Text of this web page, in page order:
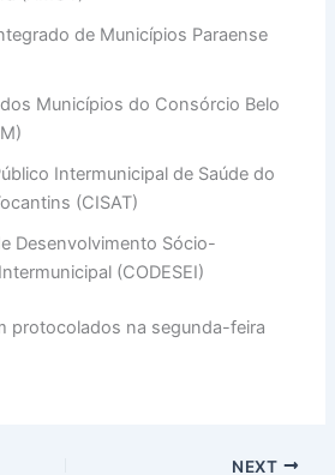
de Municípios Paraense
Municípios do Consórcio Belo
Intermunicipal de Saúde do
(CISAT)
Desenvolvimento Sócio-
(CODESEI)
protocolados na segunda-feira
NEXT